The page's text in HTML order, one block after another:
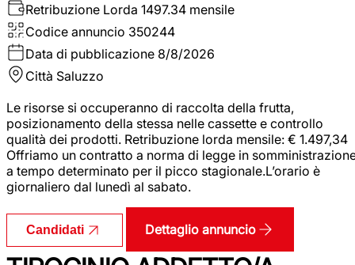
Retribuzione Lorda 1497.34 mensile
Codice annuncio 350244
Data di pubblicazione 8/8/2026
Città Saluzzo
Le risorse si occuperanno di raccolta della frutta,
posizionamento della stessa nelle cassette e controllo
qualità dei prodotti. Retribuzione lorda mensile: € 1.497,34
Offriamo un contratto a norma di legge in
a tempo determinato per il picco stagionale.L’orario è
giornaliero dal lunedì al sabato.
Candidati Dettaglio annuncio